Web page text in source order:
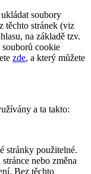
soubory
těchto stránek (viz
na základě tzv.
cookie
zde, a který můžete
a ta takto:
stránky použitelné.
nebo změna
Bez těchto